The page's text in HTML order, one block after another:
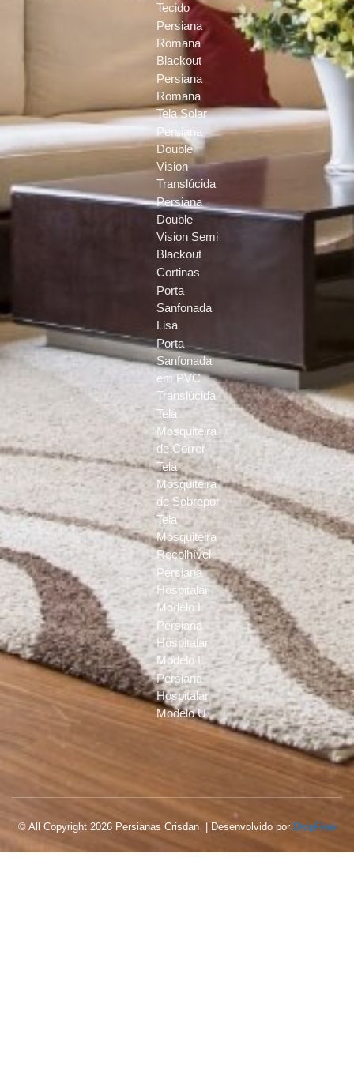
Tecido
Persiana
Romana
Blackout
Persiana
Romana
Tela Solar
Persiana
Double
Vision
Translúcida
Persiana
Double
Vision Semi
Blackout
Cortinas
Porta
Sanfonada
Lisa
Porta
Sanfonada
em PVC
Translúcida
Tela
Mosquiteira
de Correr
Tela
Mosquiteira
de Sobrepor
Tela
Mosquiteira
Recolhível
Persiana
Hospitalar
Modelo I
Persiana
Hospitalar
Modelo L
Persiana
Hospitalar
Modelo U
© All Copyright 2026 Persianas Crisdan | Desenvolvido por DropFlow